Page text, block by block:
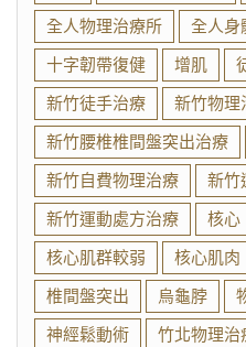
全人物理治療所 全人身
十字韌帶復健
增肌
新竹徒手治療
新竹物理
新竹腰椎椎間盤突出治療
新竹自費物理治療
新竹
新竹運動處方治療
核心
核心肌群較弱
核心肌肉
椎間盤突出
烏龜脖
神經鬆動術
竹北物理治